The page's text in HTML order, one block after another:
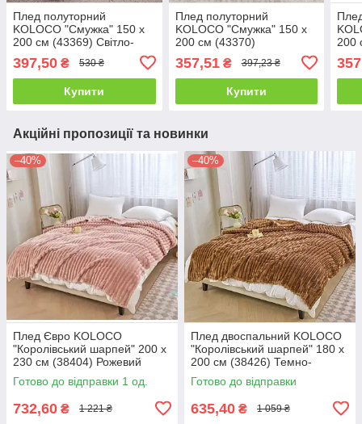
Плед полуторний
KOLOCO "Смужка" 150 х
200 см (43369) Світло-
397,50 ₴ 530 ₴
Купити
Плед полуторний
KOLOCO "Смужка" 150 х
200 см (43370)
357,51₴ 397,23 ₴
Купити
200
Акційні пропозиції та новинки
–40%
Плед Євро KOLOCO
"Королівський шарпей" 200 х
230 см (38404) Рожевий
Готово до відправки 1 од.
732,60 ₴ 1 221 ₴
–40%
Плед двоспальний KOLOCO
"Королівський шарпей" 180 х
200 см (38426) Темно-
коричневий
Готово до відправки
635,40 ₴ 1 059 ₴